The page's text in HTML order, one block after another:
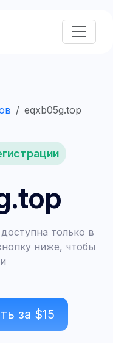
eqxb05g.top
только в
ниже, чтобы
за $15